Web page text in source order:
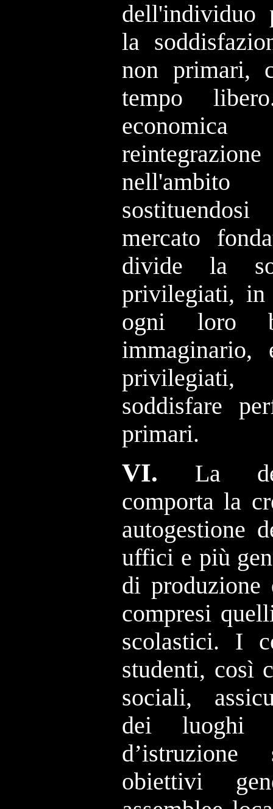
dell'individuo
la
non primari,
tempo
mercato
divide la
privilegiati, in
ogni loro
privilegiati,
soddisfare
primari.
VI.
La
comporta la
autogestione
uffici e più
di
compresi
scolastici. I
studenti, così
sociali,
dei luoghi
obiettivi